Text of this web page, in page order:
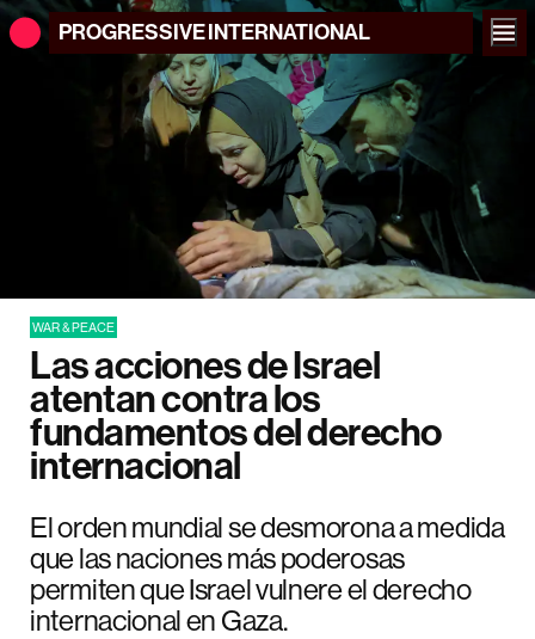
PROGRESSIVEINTERNATIONAL
WAR & PEACE
Las acciones de Israel
atentan contra los
fundamentos del derecho
internacional
El orden mundial se desmorona a medida
que las naciones más poderosas
permiten que Israel vulnere el derecho
internacional en Gaza.